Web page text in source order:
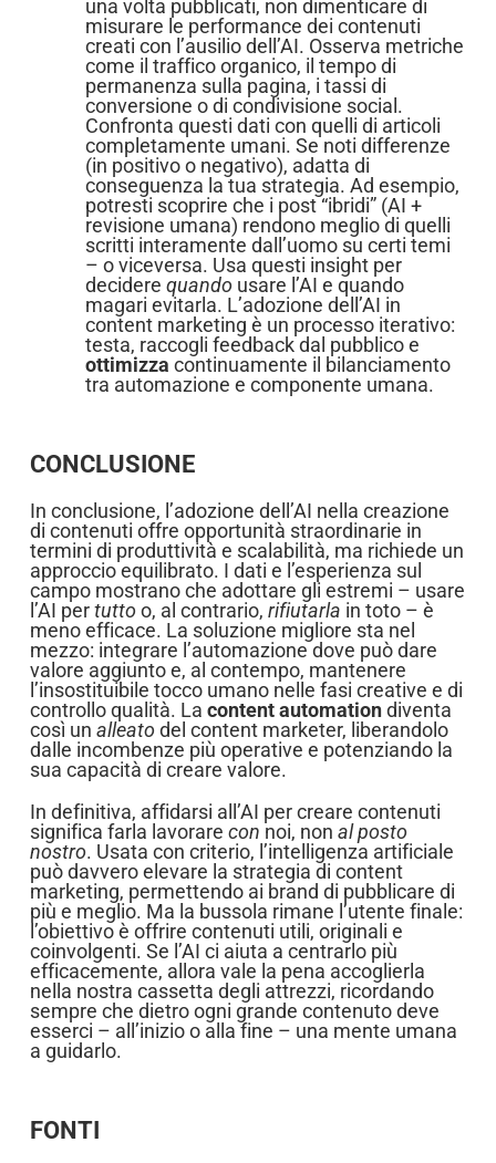
una volta pubblicati, non dimenticare di
misurare le performance dei contenuti
creati con l’ausilio dell’AI. Osserva metriche
come il traffico organico, il tempo di
permanenza sulla pagina, i tassi di
conversione o di condivisione social.
Confronta questi dati con quelli di articoli
completamente umani. Se noti differenze
(in positivo o negativo), adatta di
conseguenza la tua strategia. Ad esempio,
potresti scoprire che i post “ibridi” (AI +
revisione umana) rendono meglio di quelli
scritti interamente dall’uomo su certi temi
– o viceversa. Usa questi insight per
decidere quandousare l’AI e quando
magari evitarla. L’adozione dell’AI in
content marketing è un processo iterativo:
testa, raccogli feedback dal pubblico e
ottimizza continuamente il bilanciamento
tra automazione e componente umana.
CONCLUSIONE
In conclusione, l’adozione dell’AI nella creazione
di contenuti offre opportunità straordinarie in
termini di produttività e scalabilità, ma richiede un
approccio equilibrato. I dati e l’esperienza sul
campo mostrano che adottare gli estremi – usare
l’AI pertuttoo, al contrario, rifiutarla in toto – è
meno efficace. La soluzione migliore sta nel
mezzo: integrare l’automazione dove può dare
valore aggiunto e, al contempo, mantenere
l’insostituibile tocco umano nelle fasi creative e di
controllo qualità. La content automationdiventa
così un alleatodel content marketer, liberandolo
dalle incombenze più operative e potenziando la
sua capacità di creare valore.
In definitiva, affidarsi all’AI per creare contenuti
significa farla lavorare con noi, non al posto
nostro. Usata con criterio, l’intelligenza artificiale
può davvero elevare la strategia di content
marketing, permettendo ai brand di pubblicare di
più e meglio. Ma la bussola rimane l’utente finale:
l’obiettivo è offrire contenuti utili, originali e
coinvolgenti. Se l’AI ci aiuta a centrarlo più
efficacemente, allora vale la pena accoglierla
nella nostra cassetta degli attrezzi, ricordando
sempre che dietro ogni grande contenuto deve
esserci – all’inizio o alla fine – una mente umana
a guidarlo.
FONTI